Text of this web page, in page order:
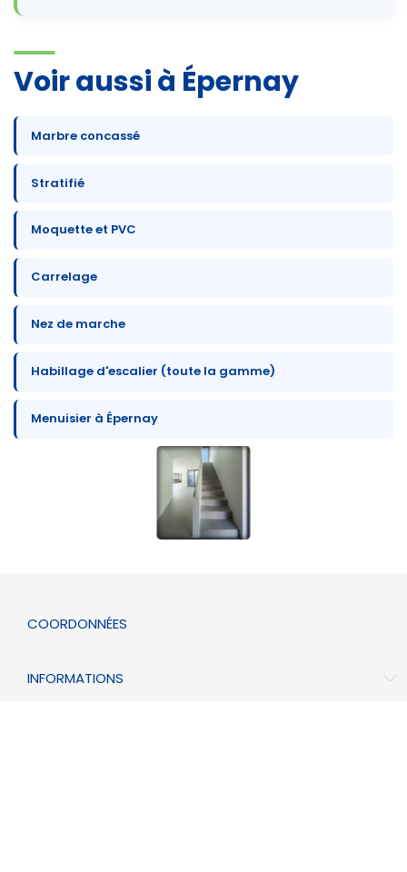
Voir aussi à Épernay
Marbre concassé
Stratifié
Moquette et PVC
Carrelage
Nez de marche
Habillage d'escalier (toute la gamme)
Menuisier à Épernay
COORDONNÉES
INFORMATIONS